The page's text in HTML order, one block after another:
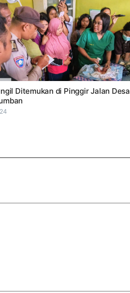
Ditemukan di Pinggir Jalan Desa